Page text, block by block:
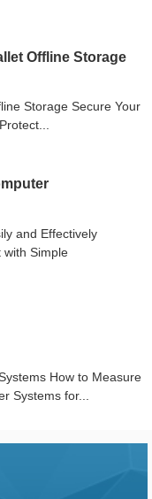
Offline Storage
Storage Secure Your
and Effectively
with Simple
How to Measure
Systems for...